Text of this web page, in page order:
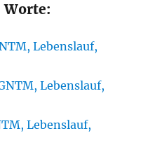
Worte:
Lebenslauf,
Lebenslauf,
Lebenslauf,